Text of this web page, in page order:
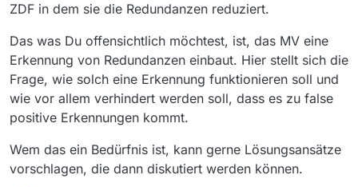
ZDF in dem sie die Redundanzen reduziert.
Das was Du offensichtlich möchtest, ist, das MV eine
Erkennung von Redundanzen einbaut. Hier stellt sich die
Frage, wie solch eine Erkennung funktionieren soll und
wie vor allem verhindert werden soll, dass es zu false
positive Erkennungen kommt.
Wem das ein Bedürfnis ist, kann gerne Lösungsansätze
vorschlagen, die dann diskutiert werden können.